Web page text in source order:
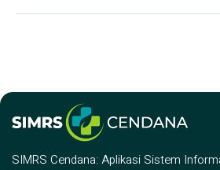
SIMRS Cendana: Aplikasi Sistem